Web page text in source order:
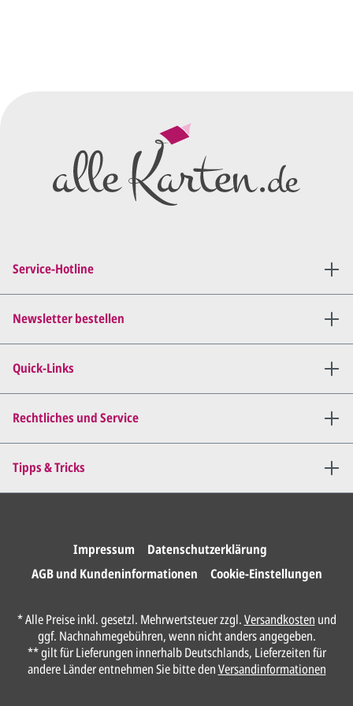
Vorname*
Preisangebot
Anschluss den ersten
Entwurf/Korrekturabzug
Diesen senden wir Ihnen als
PDF per E-Mail.
uns, was Sie amEntwurf
Wir senden Ihnen den
Dies wiederholen wir so lange,
bis
Service-Hotline
Rechtliches und Service
Tipps & Tricks
Quick-Links
Newsletter bestellen
Impressum
Datenschutzerklärung
AGB und Kundeninformationen
Cookie-Einstellungen
* Alle Preise inkl. gesetzl. Mehrwertsteuer zzgl.Versandkosten und
ggf. Nachnahmegebühren, wenn nicht anders angegeben.
** gilt für Lieferungen innerhalb Deutschlands, Lieferzeiten für
andere Länder entnehmen Sie bitte denVersandinformationen